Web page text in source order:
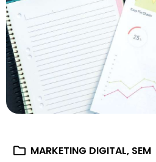
MARKETING DIGITAL, SEM